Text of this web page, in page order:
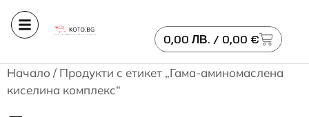
0,00 ЛВ. / 0,00 €
Начало / Продукти с етикет „Гама-аминомаслена
киселина комплекс“